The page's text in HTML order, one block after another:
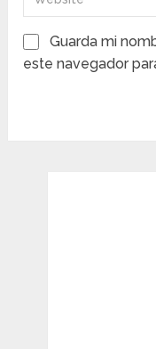
Guarda mi
este navegador